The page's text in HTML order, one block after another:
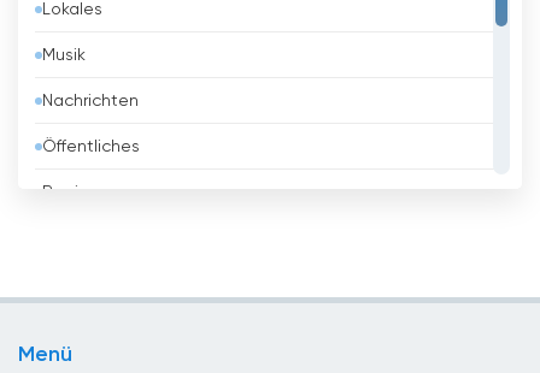
Belgien
Belize
Benin
Bhutan
Lokales
Musik
Nachrichten
Öffentliches
Regierung
Menü